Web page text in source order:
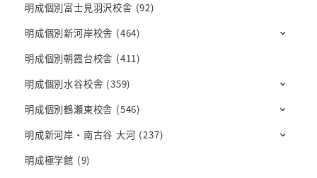
明成個別富士見羽沢校舎 (92)
明成個別新河岸校舎 (464)
明成個別朝霞台校舎 (411)
明成個別水谷校舎 (359)
明成個別鶴瀬東校舎 (546)
明成新河岸・南古谷 大河 (237)
明成極学館 (9)